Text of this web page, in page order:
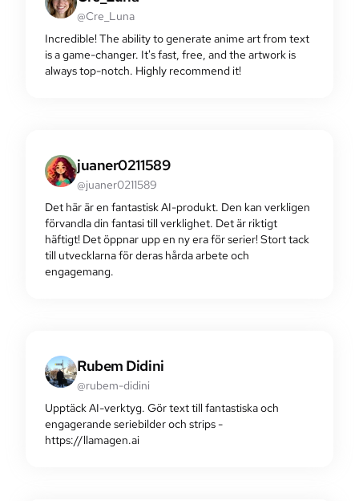
@Cre_Luna
Incredible! The ability to generate anime art from text
is a game-changer. It's fast, free, and the artwork is
always top-notch. Highly recommend it!
juaner0211589
@juaner0211589
Det här är en fantastisk AI-produkt. Den kan verkligen
förvandla din fantasi till verklighet. Det är riktigt
häftigt! Det öppnar upp en ny era för serier! Stort tack
till utvecklarna för deras hårda arbete och
engagemang.
Rubem Didini
@rubem-didini
Upptäck AI-verktyg. Gör text till fantastiska och
engagerande serie­bilder och strips -
https://llamagen.ai